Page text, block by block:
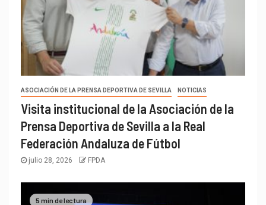
ASOCIACIÓN DE LA PRENSA DEPORTIVA DE SEVILLA NOTICIAS
Visita institucional de la Asociación de la
Prensa Deportiva de Sevilla a la Real
Federación Andaluza de Fútbol
julio 28, 2026 FPDA
5 min de lectura